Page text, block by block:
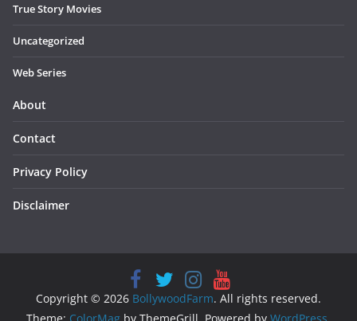
True Story Movies
Uncategorized
Web Series
About
Contact
Privacy Policy
Disclaimer
Copyright © 2026 BollywoodFarm. All rights reserved.